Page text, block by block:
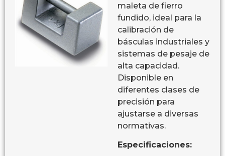
maleta de fierro
fundido, ideal para la
calibración de
básculas industriales y
sistemas de pesaje de
alta capacidad.
Disponible en
diferentes clases de
precisión para
ajustarse a diversas
normativas.
Especificaciones: